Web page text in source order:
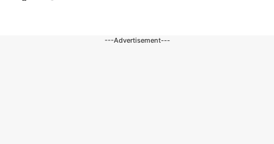
---Advertisement---